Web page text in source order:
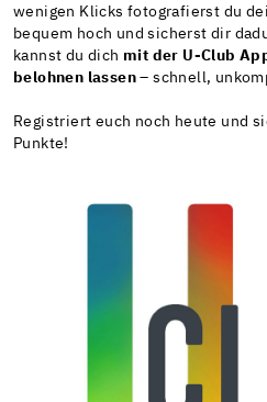
wenigen Klicks fotografierst du
bequem hoch und sicherst dir
kannst du dich mit der U-Club
belohnen lassen – schnell,
Registriert euch noch heute und
Punkte!